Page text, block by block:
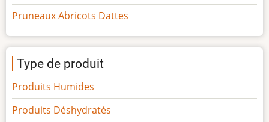
Pruneaux Abricots Dattes
Type de produit
Produits Humides
Produits Déshydratés